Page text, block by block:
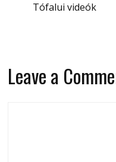
Tófalui videók
Leave a